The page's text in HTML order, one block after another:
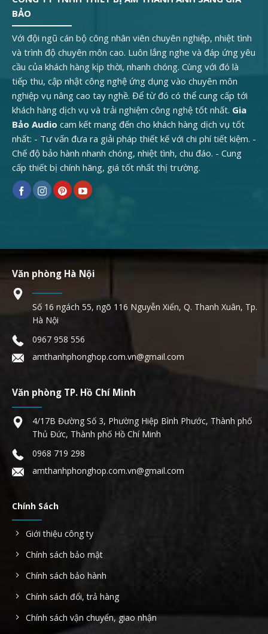
BẢO
Với đội ngũ cán bộ công nhân viên chuyên nghiệp, nhiệt tình
và trình độ chuyên môn cao. Luôn lắng nghe và đáp ứng yêu
cầu của khách hàng kịp thời, nhanh chóng. Cùng với đó là
tiếp thu, cập nhật công nghệ ứng dụng vào chuyên môn
nghiệp vụ nâng cao tay nghề. Để từ đó có thể cung cấp tới
khách hàng dịch vụ và trải nghiệm công nghệ tốt nhất. Gia
Bảo Audio cam kết mang đến cho khách hàng dịch vụ tốt
nhất: - Tư vấn đưa ra giải pháp thiết kế với chi phí tiết kiệm. -
Chế độ bảo hành nhanh chóng, nhiệt tình, chu đáo. - Cung
cấp thiết bị chính hãng, giá tốt nhất thị trường.
Văn phòng Hà Nội
Số 16 ngách 55, ngõ 116 Nguyễn Xiển, Q. Thanh Xuân, Tp.
Hà Nội
0967 958 556
amthanhphonghop.com.vn@gmail.com
Văn phòng TP. Hồ Chí Minh
4/17B Đường Số 3, Phường Hiệp Bình Phước, Thành phố
Thủ Đức, Thành phố Hồ Chí Minh
0968 719 298
amthanhphonghop.com.vn@gmail.com
Chính Sách
Giới thiệu công ty
Chính sách bảo mật
Chính sách bảo hành
Chính sách đổi, trả hàng
Chính sách vận chuyển, giao nhận